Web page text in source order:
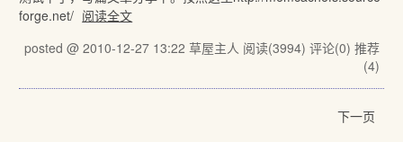
forge.net/ 阅读全文
posted @ 2010-12-27 13:22 草屋主人 阅读(3994) 评论(0) 推荐
(4)
下一页